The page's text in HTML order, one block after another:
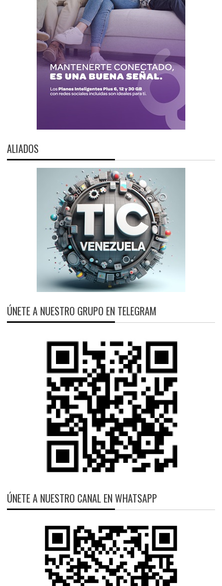
ALIADOS
ÚNETE A NUESTRO GRUPO EN TELEGRAM
ÚNETE A NUESTRO CANAL EN WHATSAPP